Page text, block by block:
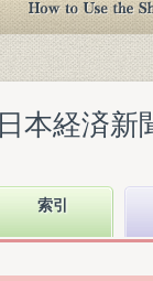
本経済新
索引